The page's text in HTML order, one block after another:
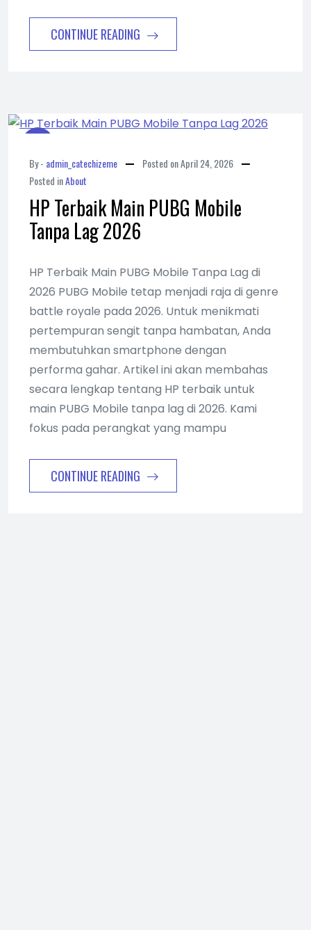
CONTINUE READING
By - admin_catechizeme Posted onApril 24, 2026
Posted inAbout
HP Terbaik Main PUBG Mobile
Tanpa Lag 2026
HP Terbaik Main PUBG Mobile Tanpa Lag di
2026 PUBG Mobile tetap menjadi raja di genre
battle royale pada 2026. Untuk menikmati
pertempuran sengit tanpa hambatan, Anda
membutuhkan smartphone dengan
performa gahar. Artikel ini akan membahas
secara lengkap tentang HP terbaik untuk
main PUBG Mobile tanpa lag di 2026. Kami
fokus pada perangkat yang mampu
CONTINUE READING